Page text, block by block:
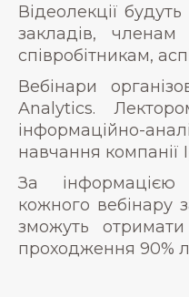
Відеолекції
закладів, членам
співробітникам,
Вебінари
Analytics.
інформаційно-
навчання компанії
За інформацією
кожного вебінару
зможуть
проходження 90%